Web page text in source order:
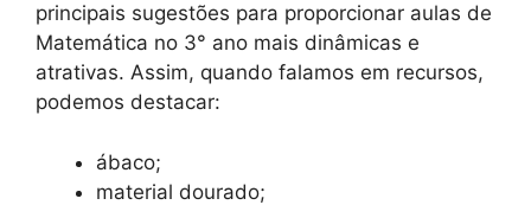
principais sugestões para proporcionar aulas de
Matemática no 3° ano mais dinâmicas e
atrativas. Assim, quando falamos em recursos,
podemos destacar:
ábaco;
material dourado;